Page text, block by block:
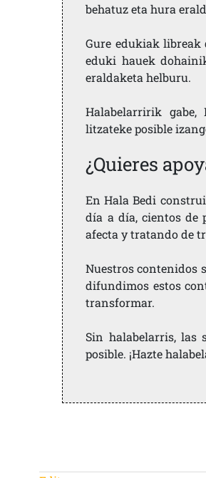
behatuz eta hura
Gure edukiak libreak
eduki hauek
eraldaketa helburu.
Halabelarririk
litzateke posible
¿Quieres
En Hala Bedi
día a día, cientos de
afecta y tratando de
Nuestros contenidos
difundimos estos
transformar.
Sin halabelarris, las
posible. ¡Hazte